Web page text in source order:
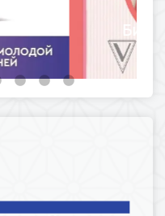
для лица